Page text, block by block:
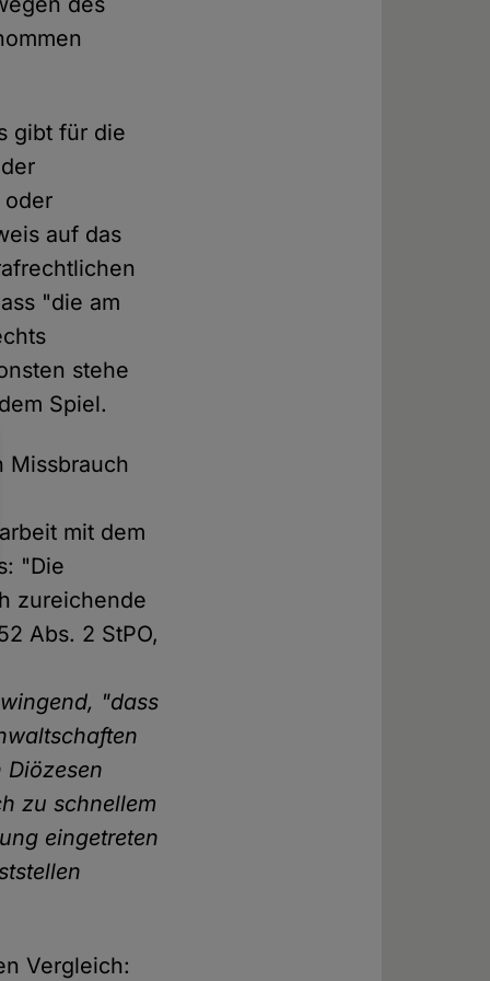
gibt für die
oder
auf das
"die am
stehe
Spiel.
Missbrauch
mit dem
"Die
zureichende
Abs. 2 StPO,
"dass
Diözesen
zu schnellem
eingetreten
Vergleich: